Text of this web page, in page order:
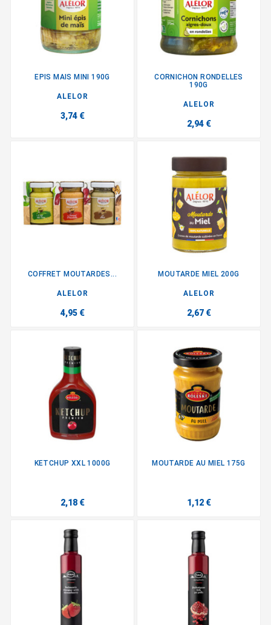
EPIS MAIS MINI 190G
ALELOR
3,74 €
CORNICHON RONDELLES
190G
ALELOR
2,94 €
COFFRET MOUTARDES...
ALELOR
4,95 €
MOUTARDE MIEL 200G
ALELOR
2,67 €
KETCHUP XXL 1000G
2,18 €
MOUTARDE AU MIEL 175G
1,12 €